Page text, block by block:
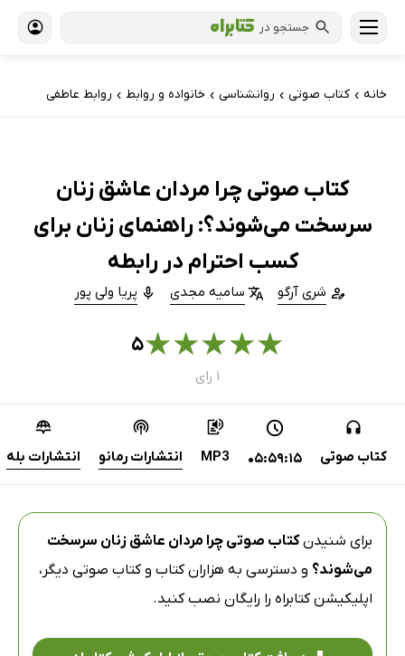
جستجو در
خانه › کتاب‌ صوتی › روانشناسی › خانواده و روابط › روابط عاطفی
کتاب صوتی چرا مردان عاشق زنان
سرسخت می‌شوند؟: راهنمای زنان برای
کسب احترام در رابطه
شری آرگو سامیه مجدی پریا ولی پور
★
★
★
★
★۵
۱ رای
کتاب صوتی 05:59:15
MP3 انتشارات رمانو انتشارات بله
برای شنیدنکتاب صوتی چرا مردان عاشق زنان سرسخت
می‌شوند؟ و دسترسی به هزاران کتاب و کتاب صوتی دیگر،
اپلیکیشن کتابراه را رایگان نصب کنید.